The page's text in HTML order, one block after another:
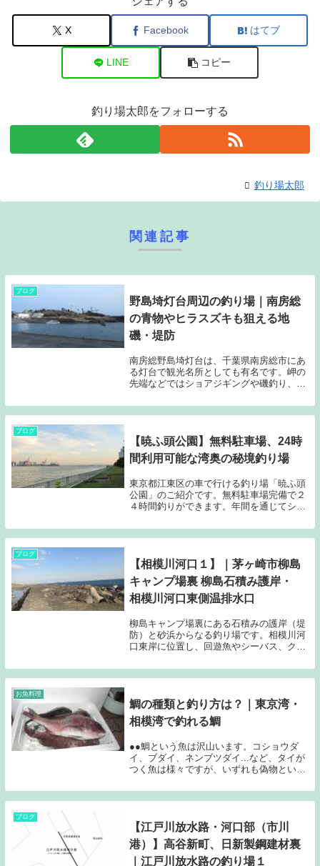
X Facebook はてブ
LINE コピー
釣り場太郎をフォローする
釣り場太郎
関連記事
ブログ
野島埼灯台周辺の釣り場｜南房総
の青物やヒラスズキも狙える地
磯・堤防
南房総野島埼灯台は、千葉県南房総市にあ
る灯台で観光名所としても有名です。岬の
先端などではショアジギングや磯釣り、岬
りが盛んなエリアです。シーズンにはエギ
ングも人気です。ショアジギングでイナダ
ブログ
【暁ふ頭公園】無料駐車場、24時
間利用可能な湾奥の秘境釣り場
東京都江東区の車で行ける釣り場「暁ふ頭
公園」のご紹介です。無料駐車場完備で２
４時間釣りができます。年間を通じてシー
ブログ
【相模川河口１】｜茅ヶ崎市柳島
キャンプ場裏 柳島石積み護岸・
相模川河口東側温排水口
柳島キャンプ場裏にある石積みの護岸（堤
防）と砂浜からなる釣り場です。相模川河
口東岸に位置し、回遊魚やシーバス、クロ
モチでも有名な釣り場です。投げ釣り、ル
アー釣り、ウキ釣り、前うち（名が竿のヘ
です。排水溝周りは、ダツやメッキ、青物
狙いのルアマーンも多い！！
お魚料理
鯛の種類と釣り方は？｜東京湾・
相模湾で釣れる鯛
●●鯛という魚は沢山います。コショウダ
イ、ブダイ、ネンブツダイ...など、タイが
つく魚は様々ですが、いずれも偽物という
の魚はごく僅かです。
ブログ
【江戸川放水路・河口部（市川
港）】高谷新町、日新製鋼建材裏
｜江戸川放水路の釣り場１